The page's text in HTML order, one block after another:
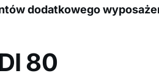
dodatkowego
80